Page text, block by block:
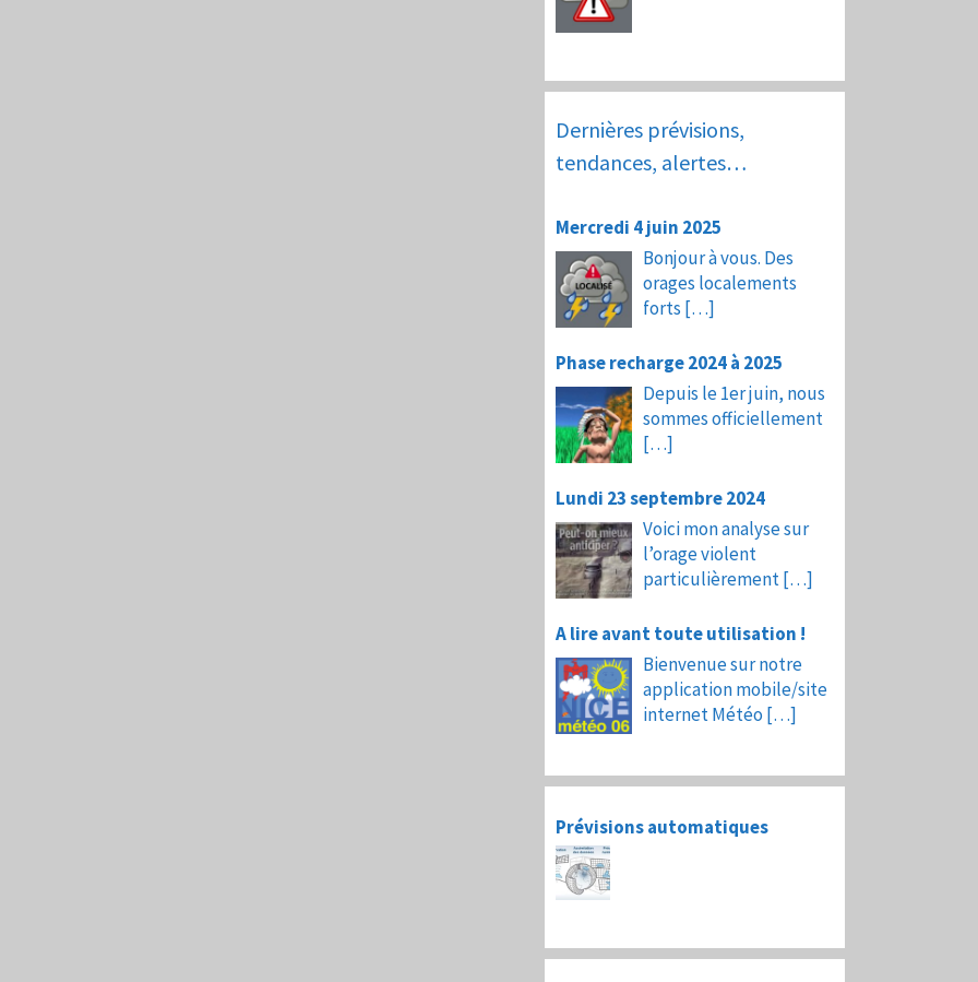
Dernières prévisions,
tendances, alertes…
Mercredi 4 juin 2025
Bonjour à vous. Des
orages localements
forts […]
Phase recharge 2024 à 2025
Depuis le 1er juin, nous
sommes officiellement
[…]
Lundi 23 septembre 2024
Voici mon analyse sur
l’orage violent
particulièrement[…]
A lire avant toute utilisation !
Bienvenue sur notre
application mobile/site
internet Météo […]
Prévisions automatiques